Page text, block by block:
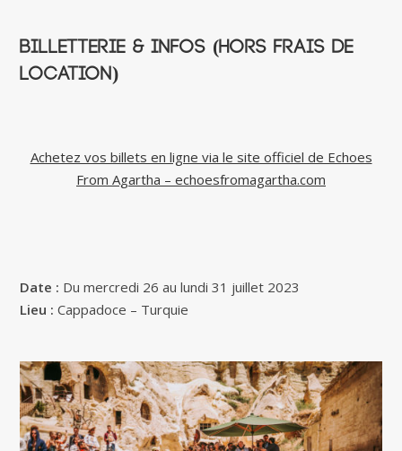
Billetterie & infos (hors frais de
location)
Achetez vos billets en ligne via le site officiel de Echoes
From Agartha – echoesfromagartha.com
Date : Du mercredi 26 au lundi 31 juillet 2023
Lieu : Cappadoce – Turquie